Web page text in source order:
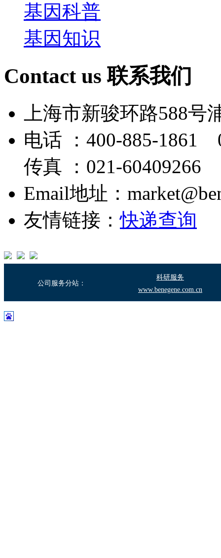
基因科普
基因知识
Contact us 联系我们
上海市新骏环路588
电话 ：400-885-1861
传真 ：021-60409266
Email地址：
友情链接：快递查询
公司服务分站：
科研服务
www.benegene.com.cn